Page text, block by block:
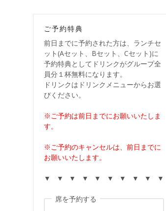
ご予約特典
前日までに予約された方は、ランチセ
ット(Aセット、Bセット、Cセット)に
予約特典としてドリンクがグループ全
員分１杯無料になります。
ドリンクはドリンクメニューからお選
びください。
※ご予約は前日までにお願いいたしま
す。
※ご予約のキャンセルは、前日までに
お願いいたします。
▼ ▼ ▼ ▼ ▼ ▼ ▼ ▼ ▼ ▼
席を予約する